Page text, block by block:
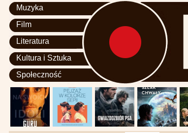
Muzyka
Film
Literatura
Kultura i Sztuka
Społeczność